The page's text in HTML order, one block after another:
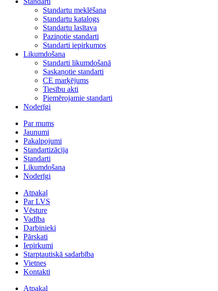
Standartu meklēšana
Standartu katalogs
Standartu lasītava
Paziņotie standarti
Standarti iepirkumos
Likumdošana
Standarti likumdošanā
Saskaņotie standarti
CE marķējums
Tiesību akti
Piemērojamie standarti
Noderīgi
Par mums
Jaunumi
Pakalpojumi
Standartizācija
Standarti
Likumdošana
Noderīgi
Atpakaļ
Par LVS
Vēsture
Vadība
Darbinieki
Pārskati
Iepirkumi
Starptautiskā sadarbība
Vietnes
Kontakti
Atpakaļ